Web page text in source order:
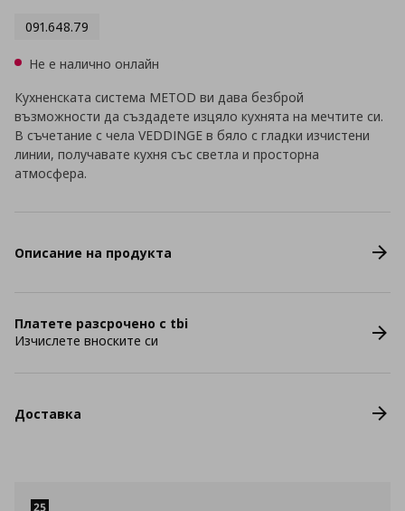
091.648.79
Не е налично онлайн
Кухненската система METOD ви дава безброй
възможности да създадете изцяло кухнята на мечтите си.
В съчетание с чела VEDDINGE в бяло с гладки изчистени
линии, получавате кухня със светла и просторна
атмосфера.
Описание на продукта
Платете разсрочено с tbi
Изчислете вноските си
Доставка